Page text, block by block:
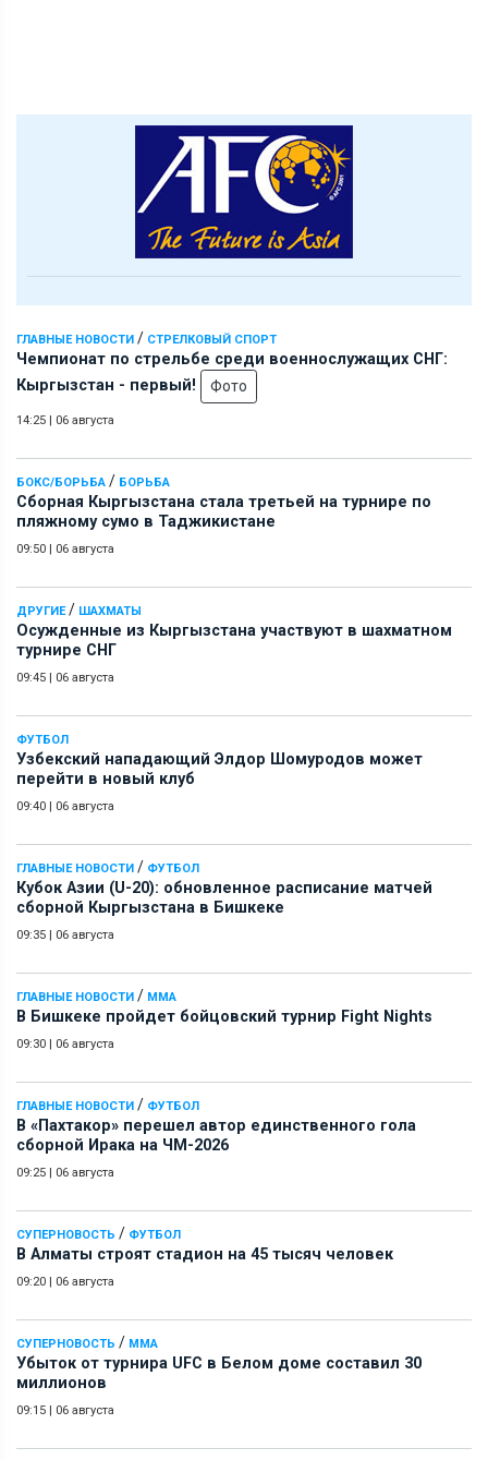
ГЛАВНЫЕ НОВОСТИ / СТРЕЛКОВЫЙ СПОРТ
Чемпионат по стрельбе среди военнослужащих СНГ:
Кыргызстан - первый!
Фото
14:25 | 06 августа
БОКС/БОРЬБА / БОРЬБА
Сборная Кыргызстана стала третьей на турнире по
пляжному сумо в Таджикистане
09:50 | 06 августа
ДРУГИЕ/ ШАХМАТЫ
Осужденные из Кыргызстана участвуют в шахматном
турнире СНГ
09:45 | 06 августа
ФУТБОЛ
Узбекский нападающий Элдор Шомуродов может
перейти в новый клуб
09:40 | 06 августа
ГЛАВНЫЕ НОВОСТИ / ФУТБОЛ
Кубок Азии (U-20): обновленное расписание матчей
сборной Кыргызстана в Бишкеке
09:35 | 06 августа
ГЛАВНЫЕ НОВОСТИ / ММА
В Бишкеке пройдет бойцовский турнир Fight Nights
09:30 | 06 августа
ГЛАВНЫЕ НОВОСТИ / ФУТБОЛ
В «Пахтакор» перешел автор единственного гола
сборной Ирака на ЧМ-2026
09:25 | 06 августа
СУПЕРНОВОСТЬ / ФУТБОЛ
В Алматы строят стадион на 45 тысяч человек
09:20 | 06 августа
СУПЕРНОВОСТЬ / ММА
Убыток от турнира UFC в Белом доме составил 30
миллионов
09:15 | 06 августа